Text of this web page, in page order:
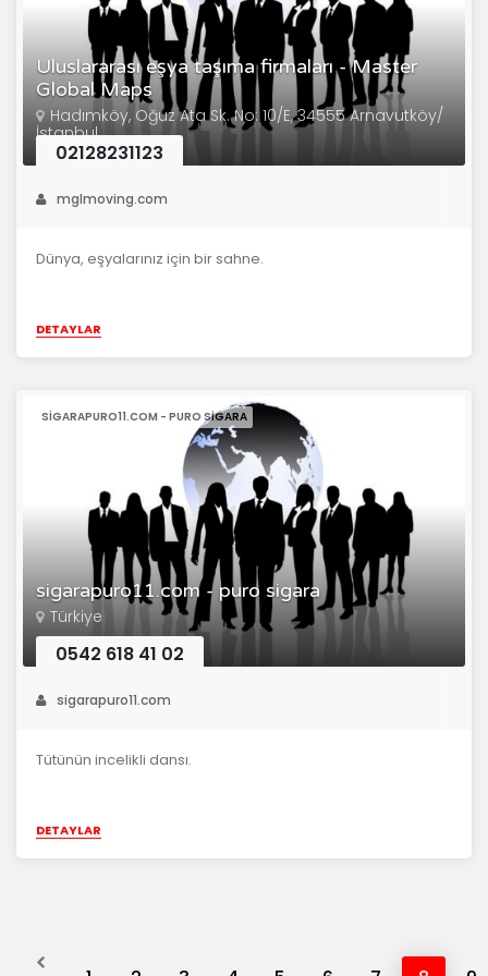
Uluslararası eşya taşıma firmaları - Master
Global Maps
Hadımköy, Oğuz Ata Sk. No: 10/E, 34555 Arnavutköy/
İstanbul
02128231123
mglmoving.com
Dünya, eşyalarınız için bir sahne.
DETAYLAR
sigarapuro11.com - puro sigara
SIGARAPURO11.COM - PURO SIGARA
Türkiye
0542 618 41 02
sigarapuro11.com
Tütünün incelikli dansı.
DETAYLAR